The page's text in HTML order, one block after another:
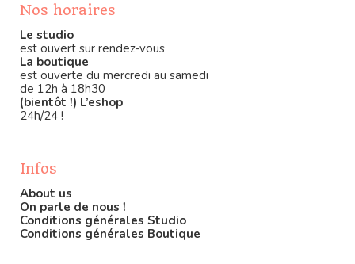
Nos horaires
Le studio
est ouvert sur rendez-vous
La boutique
est ouverte du mercredi au samedi
de 12h à 18h30
(bientôt !) L’eshop
24h/24 !
Infos
About us
On parle de nous !
Conditions générales Studio
Conditions générales Boutique